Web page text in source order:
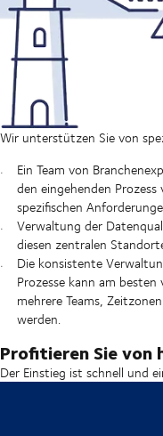
Wir unterstützen Sie von
Ein Team von
den eingehenden
spezifischen
Verwaltung der
diesen zentralen
Die konsistente
Prozesse kann am
mehrere Teams,
werden.
Profitieren Sie von
Der Einstieg ist schnell und